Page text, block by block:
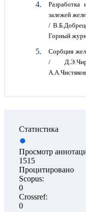
Разработка
залежей
/
Горный
Сорбция
/
Статистика
Просмотр
1515
Процитировано
Scopus:
0
Crossref:
0